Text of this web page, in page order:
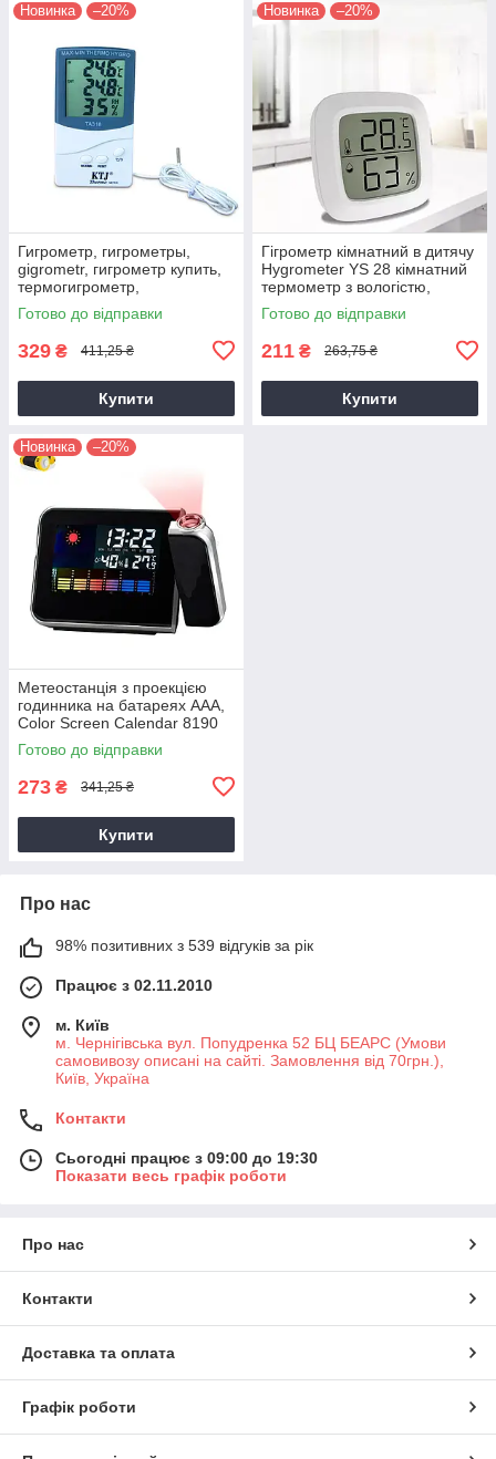
Новинка –20%
Гигрометр, гигрометры,
gigrometr, гигрометр купить,
термогигрометр,
термогигрометры, купить
гигрометр,
Готово до відправки
329 ₴ 411,25 ₴
Купити
Новинка –20%
Гігрометр кімнатний в дитячу
Hygrometer YS 28 кімнатний
термометр з вологістю,
термогігрометр дитячий
Готово до відправки
211 ₴ 263,75 ₴
Купити
Новинка –20%
Метеостанція з проекцією
годинника на батареях ААА,
Color Screen Calendar 8190
Чорний, домашня
метеостанція
Готово до відправки
273 ₴ 341,25 ₴
Купити
Про нас
98% позитивних з 539 відгуків за рік
Працює з 02.11.2010
м. Київ
м. Чернігівська вул. Попудренка 52 БЦ БЕАРС (Умови
самовивозу описані на сайті. Замовлення від 70грн.),
Київ, Україна
Контакти
Сьогодні працює з 09:00 до 19:30
Показати весь графік роботи
Про нас
Контакти
Доставка та оплата
Графік роботи